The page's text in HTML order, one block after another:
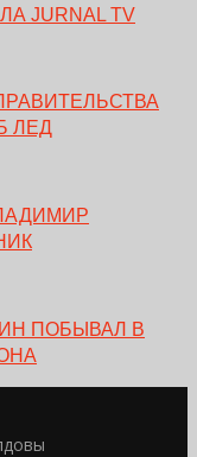
JURNAL TV
ЛЕД
ПОБЫВАЛ В